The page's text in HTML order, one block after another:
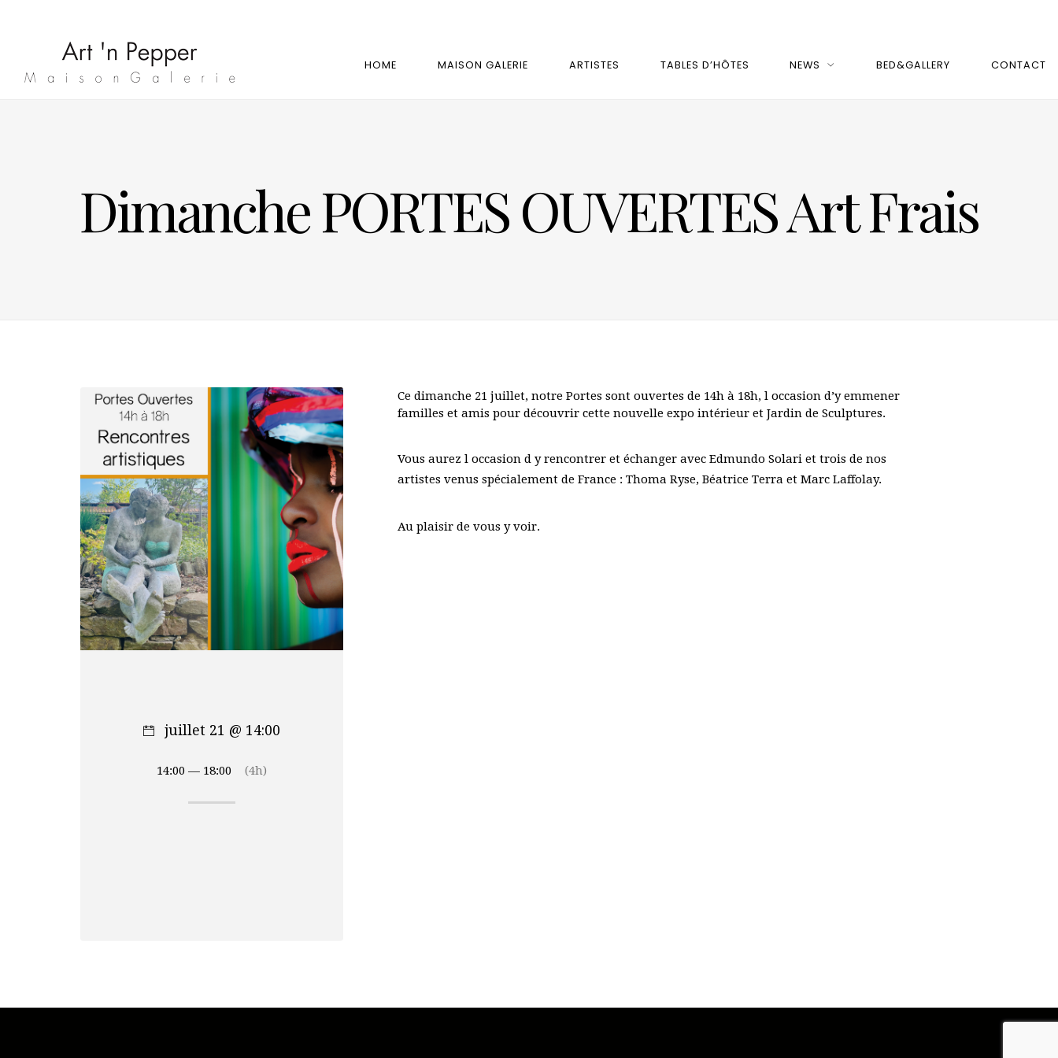
HOME MAISON GALERIE ARTISTES TABLES D’HÔTES NEWS BED&GALLERY CONTACT
Dimanche PORTES OUVERTES Art Frais
Ce dimanche 21 juillet, notre Portes sont ouvertes de 14h à 18h, l occasion d’y emmener
familles et amis pour découvrir cette nouvelle expo intérieur et Jardin de Sculptures.
Vous aurez l occasion d y rencontrer et échanger avec Edmundo Solari et trois de nos
artistes venus spécialement de France : Thoma Ryse, Béatrice Terra et Marc Laffolay.
Au plaisir de vous y voir.
juillet 21 @ 14:00
14:00 — 18:00 (4h)